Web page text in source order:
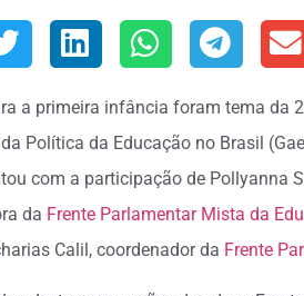
a primeira infância foram tema da
Política da Educação no Brasil
com a participação de Pollyanna
da Frente Parlamentar Mista da
Calil, coordenador da Frente